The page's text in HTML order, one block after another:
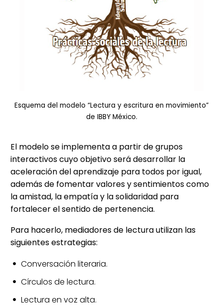
Esquema del modelo “Lectura y escritura en movimiento”
de IBBY México.
El modelo se implementa a partir de grupos
interactivos cuyo objetivo será desarrollar la
aceleración del aprendizaje para todos por igual,
además de fomentar valores y sentimientos como
la amistad, la empatía y la solidaridad para
fortalecer el sentido de pertenencia.
Para hacerlo, mediadores de lectura utilizan las
siguientes estrategias:
Conversación literaria.
Círculos de lectura.
Lectura en voz alta.